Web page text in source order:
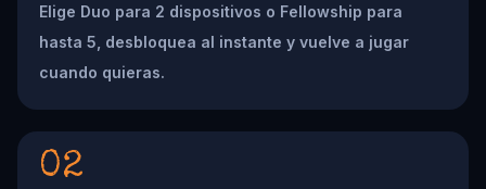
Elige Duo para 2 dispositivos o Fellowship para
hasta 5, desbloquea al instante y vuelve a jugar
cuando quieras.
02